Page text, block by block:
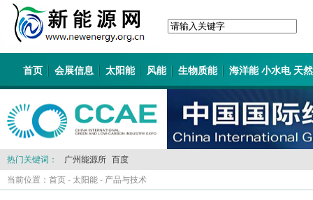
首页 会展信息 太阳能 风能 生物质能 海洋能 小水电 天
热门关键词： 广州能源所 百度
当前位置： 首页 - 太阳能 - 产品与技术